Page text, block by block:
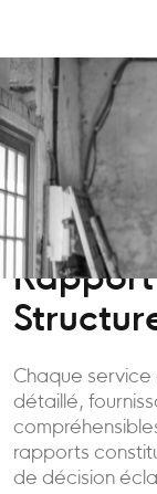
Chaque
détaillé,
rapports
de décision